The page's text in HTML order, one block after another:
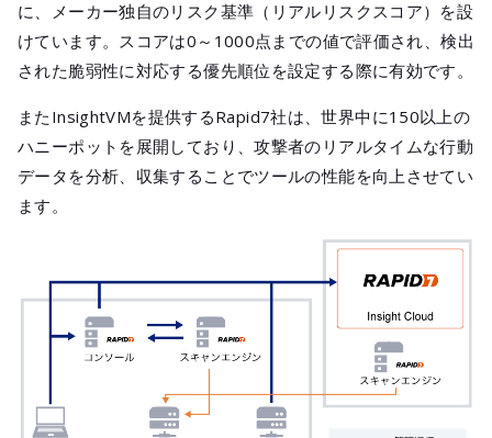
に、メーカー独自のリスク基準（リアルリスクスコア）を設
けています。スコアは0～1000点までの値で評価され、検出
された脆弱性に対応する優先順位を設定する際に有効です。
またInsightVMを提供するRapid7社は、世界中に150以上の
ハニーポットを展開しており、攻撃者のリアルタイムな行動
データを分析、収集することでツールの性能を向上させてい
ます。